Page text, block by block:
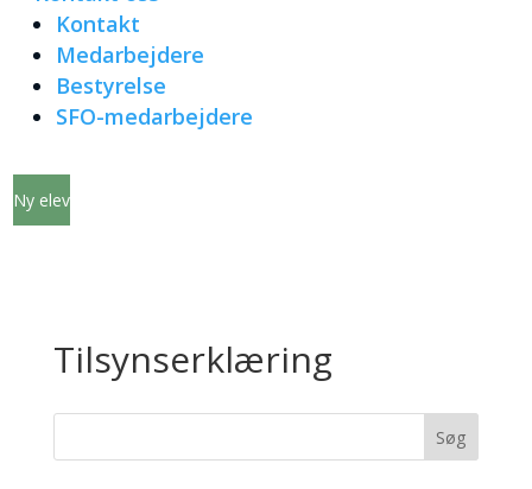
Kontakt
Medarbejdere
Bestyrelse
SFO-medarbejdere
Ny elev
Tilsynserklæring
Søg